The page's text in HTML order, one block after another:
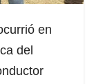
en
del